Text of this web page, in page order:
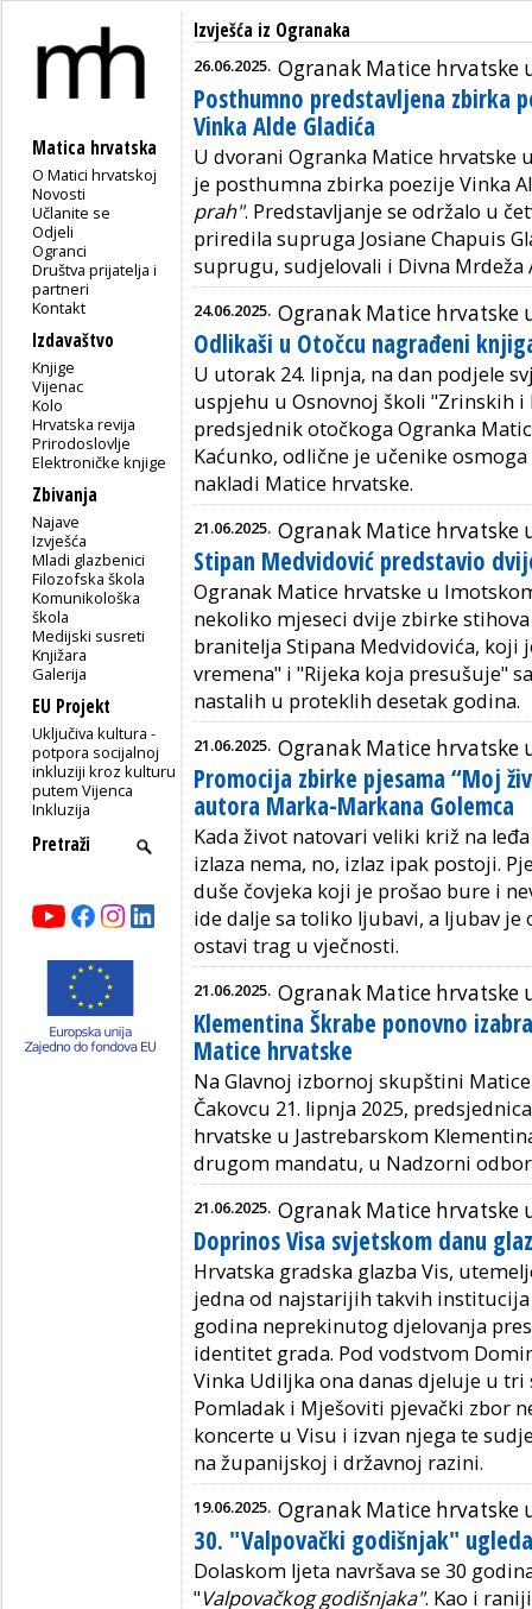
Matica hrvatska
O Matici hrvatskoj
Novosti
Učlanite se
Odjeli
Ogranci
Društva prijatelja i
partneri
Kontakt
Izdavaštvo
Knjige
Vijenac
Kolo
Hrvatska revija
Prirodoslovlje
Elektroničke knjige
Zbivanja
Najave
Izvješća
Mladi glazbenici
Filozofska škola
Komunikološka
škola
Medijski susreti
Knjižara
Galerija
EU Projekt
Uključiva kultura -
potpora socijalnoj
inkluziji kroz kulturu
putem Vijenca
Inkluzija
Izvješća iz Ogranaka
26.06.2025. Ogranak Matice hrvatske
Posthumno predstavljena zbirka
Vinka Alde Gladića
U dvorani Ogranka Matice hrvatske
je posthumna zbirka poezije Vinka
prah". Predstavljanje se održalo u
priredila supruga Josiane Chapuis
suprugu, sudjelovali i Divna Mrdeža
24.06.2025. Ogranak Matice hrvatske
Odlikaši u Otočcu nagrađeni
U utorak 24. lipnja, na dan podjele
uspjehu u Osnovnoj školi "Zrinskih i
predsjednik otočkoga Ogranka
Kaćunko, odlične je učenike
nakladi Matice hrvatske.
21.06.2025. Ogranak Matice hrvatske
Stipan Medvidović predstavio
Ogranak Matice hrvatske u
nekoliko mjeseci dvije zbirke
branitelja Stipana Medvidovića, koji
vremena" i "Rijeka koja presušuje"
nastalih u proteklih desetak godina.
21.06.2025. Ogranak Matice hrvatske
Promocija zbirke pjesama “Moj
autora Marka-Markana Golemca
Kada život natovari veliki križ na
izlaza nema, no, izlaz ipak postoji.
duše čovjeka koji je prošao bure i
ide dalje sa toliko ljubavi, a ljubav
ostavi trag u vječnosti.
21.06.2025. Ogranak Matice hrvatske
Klementina Škrabe ponovno
Matice hrvatske
Na Glavnoj izbornoj skupštini
Čakovcu 21. lipnja 2025,
hrvatske u Jastrebarskom
drugom mandatu, u Nadzorni
21.06.2025. Ogranak Matice hrvatske
Doprinos Visa svjetskom danu
Hrvatska gradska glazba Vis,
jedna od najstarijih takvih
godina neprekinutog djelovanja
identitet grada. Pod vodstvom
Vinka Udiljka ona danas djeluje u
Pomladak i Mješoviti pjevački zbor
koncerte u Visu i izvan njega te
na županijskoj i državnoj razini.
19.06.2025. Ogranak Matice hrvatske
30. "Valpovački godišnjak"
Dolaskom ljeta navršava se 30
"Valpovačkog godišnjaka". Kao i